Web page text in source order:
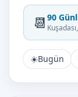
📆 90
☀️Bugün